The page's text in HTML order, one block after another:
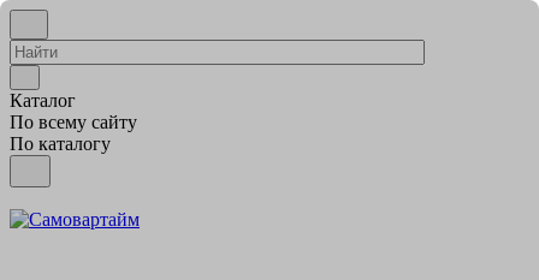
Каталог
По всему сайту
По каталогу